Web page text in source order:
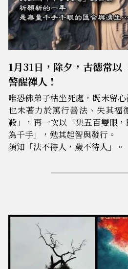
1月31日，除夕，古德常以
警醒禪人！
唯恐佛弟子枯坐死處，既未留
也未著力於篤行善法、失其
殺」，再一次以「集五百雙眼
為千手」，勉其起智與發行。
須知 「法不待人，歲不待人」。